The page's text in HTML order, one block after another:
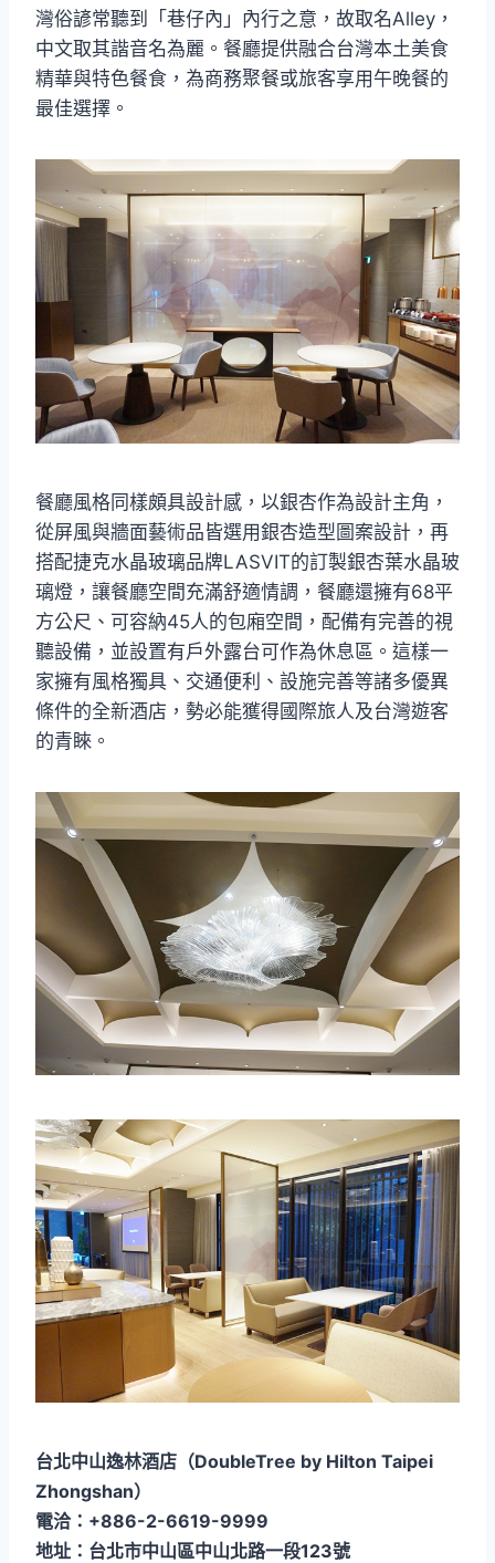
灣俗諺常聽到「巷仔內」內行之意，故取名Alley，
中文取其諧音名為麗。餐廳提供融合台灣本土美食
精華與特色餐食，為商務聚餐或旅客享用午晚餐的
最佳選擇。
餐廳風格同樣頗具設計感，以銀杏作為設計主角，
從屏風與牆面藝術品皆選用銀杏造型圖案設計，再
搭配捷克水晶玻璃品牌LASVIT的訂製銀杏葉水晶玻
璃燈，讓餐廳空間充滿舒適情調，餐廳還擁有68平
方公尺、可容納45人的包廂空間，配備有完善的視
聽設備，並設置有戶外露台可作為休息區。這樣一
家擁有風格獨具、交通便利、設施完善等諸多優異
條件的全新酒店，勢必能獲得國際旅人及台灣遊客
的青睞。
台北中山逸林酒店（DoubleTree by Hilton Taipei
Zhongshan）
電洽：+886-2-6619-9999
地址：台北市中山區中山北路一段123號